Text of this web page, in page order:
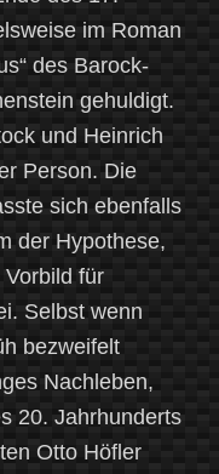
im Roman
des Barock-
gehuldigt.
und Heinrich
Person. Die
sich ebenfalls
der Hypothese,
für
Selbst wenn
bezweifelt
Nachleben,
20. Jahrhunderts
Otto Höfler